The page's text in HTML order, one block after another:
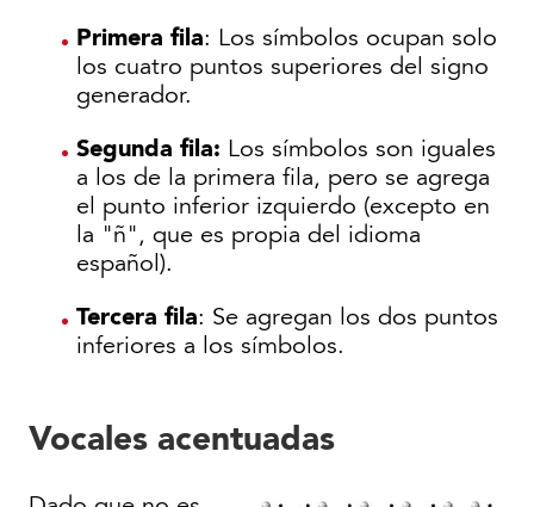
Primera fila: Los símbolos ocupan solo
los cuatro puntos superiores del signo
generador.
Segunda fila: Los símbolos son iguales
a los de la primera fila, pero se agrega
el punto inferior izquierdo (excepto en
la "ñ", que es propia del idioma
español).
Tercera fila: Se agregan los dos puntos
inferiores a los símbolos.
Vocales acentuadas